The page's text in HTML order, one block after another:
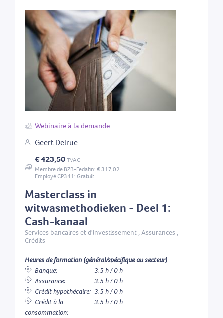
Masterclass in
witwasmethodieken - Deel 1:
Cash-kanaal
Services bancaires et d'investissement , Assurances ,
Crédits
Heures de formation (général/spécifique au secteur)
Banque:
3.5 h / 0 h
Assurance:
3.5 h / 0 h
Crédit hypothécaire: 3.5 h / 0 h
Crédit à la
consommation:
3.5 h / 0 h
Webinaire à la demande
Geert Delrue
€ 423,50TVAC
Membre de BZB-Fedafin: € 317,02
Employé CP341: Gratuit